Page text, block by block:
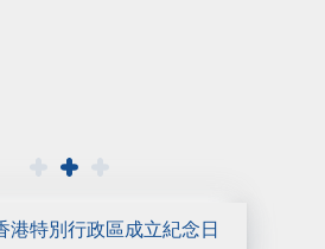
港特別行政區成立紀念日